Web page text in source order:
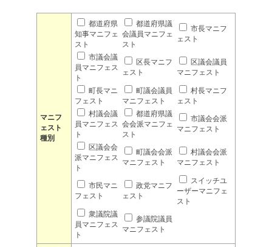
マニフ
ェスト
種別
都道府県
知事マニフェ
スト
都道府県議
会議員マニフェ
スト
市長マニフ
ェスト
市議会議
員マニフェス
ト
区長マニフ
ェスト
区議会議員
マニフェスト
町長マニ
フェスト
町議会議員
マニフェスト
村長マニフ
ェスト
村議会議
員マニフェス
ト
都道府県議
会会派マニフェ
スト
市議会会派
マニフェスト
区議会会
派マニフェス
ト
町議会会派
マニフェスト
村議会会派
マニフェスト
市民マニ
フェスト
政党マニフ
ェスト
スイッチユ
ーザーマニフェ
スト
衆議院議
員マニフェス
ト
参議院議員
マニフェスト